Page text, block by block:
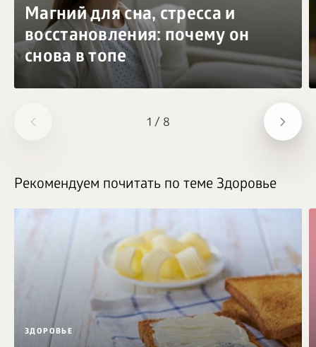
1 / 8
Магний для сна, стресса и
восстановления: почему он
снова в топе
Рекомендуем почитать по теме Здоровье
ЗДОРОВЬЕ